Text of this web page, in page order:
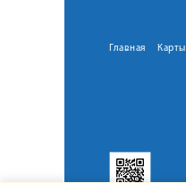
Главная Карты